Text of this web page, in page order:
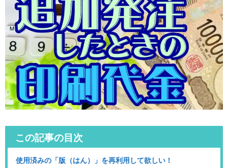
この記事の目次
使用済みの「版（はん）」を再利用して欲しい！